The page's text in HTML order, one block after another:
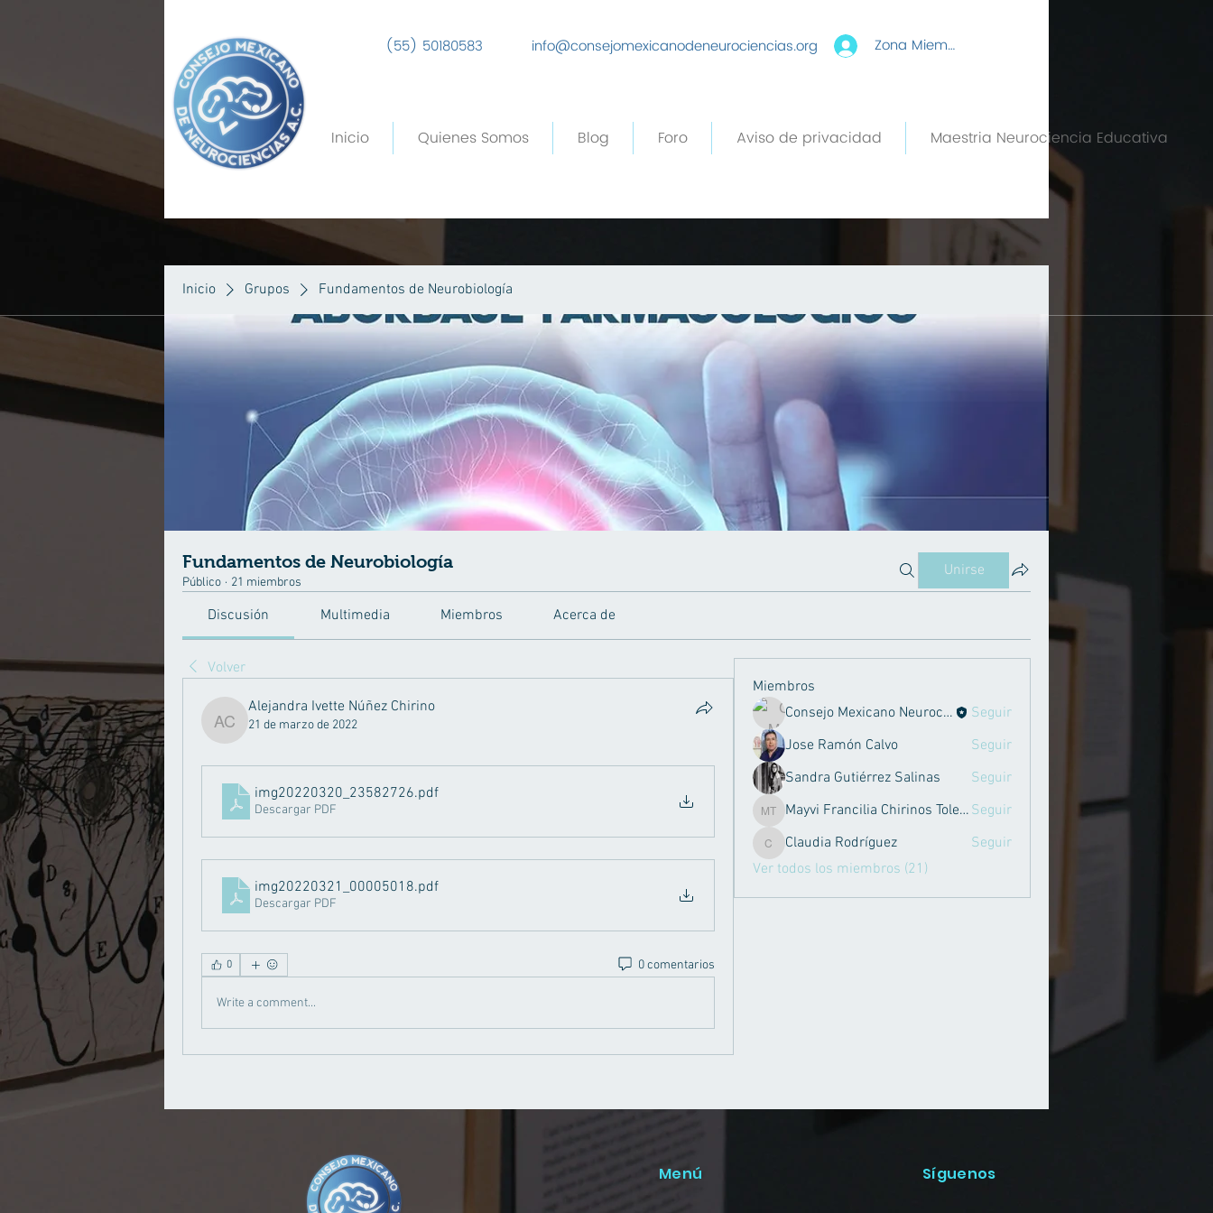
(55) 50180583 info@consejomexicanodeneurociencias.org Zona Miembros
Inicio Quienes Somos Blog Foro Aviso de privacidad Maestria Neurociencia Educativa
Inicio Grupos Fundamentos de Neurobiología
Fundamentos de Neurobiología
Público · 21 miembros
Unirse
Discusión Multimedia Miembros Acerca de
Volver
Alejandra Ivette Núñez Chirino
Alejandra Ivette Núñez Chirino
21 de marzo de 2022
img20220320_23582726.pdf
Descargar PDF
img20220321_00005018.pdf
Descargar PDF
0 0 comentarios
Write a comment...
Miembros
Consejo Mexicano Neurociencias
Seguir
Jose Ramón Calvo
Seguir
Sandra Gutiérrez Salinas
Seguir
Mayvi Francilia Chirinos Toledo
Mayvi Francilia Chirinos Toledo Seguir
Claudia Rodríguez
Claudia Rodríguez
Seguir
Ver todos los miembros (21)
Menú Síguenos